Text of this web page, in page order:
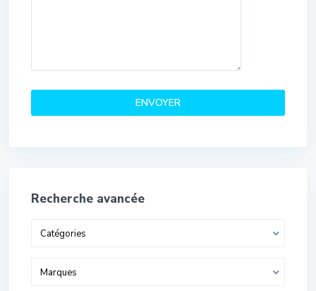
Recherche avancée
Catégories
Marques